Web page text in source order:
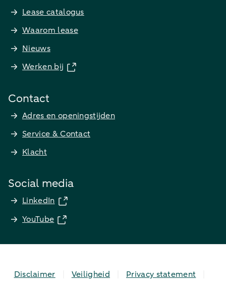
Lease catalogus
Waarom lease
Nieuws
Werken bij
Contact
Adres en openingstijden
Service & Contact
Klacht
Social media
LinkedIn
YouTube
Disclaimer Veiligheid Privacy statement